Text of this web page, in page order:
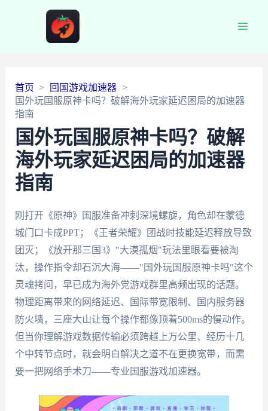
首页
回国游戏加速器
国外玩国服原神卡吗？破解海外玩家延迟困局的加速器
指南
国外玩国服原神卡吗？破解
海外玩家延迟困局的加速器
指南
刚打开《原神》国服准备冲刺深境螺旋，角色却在蒙德
城门口卡成PPT；《王者荣耀》团战时技能延迟释放导致
团灭；《放开那三国3》"大漠孤烟"玩法里眼看要被淘
汰，操作指令却石沉大海——"国外玩国服原神卡吗"这个
灵魂拷问，早已成为海外党游戏群里高频出现的话题。
物理距离带来的网络延迟、国际带宽限制、国内服务器
防火墙，三座大山让每个操作都像顶着500ms的慢动作。
但当你理解游戏数据传输必须跨越上万公里、经历十几
个中转节点时，就会明白解决之道不在更换宽带，而需
要一把网络手术刀——专业国服游戏加速器。